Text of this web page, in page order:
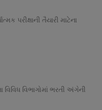
પરીક્ષાની તૈયારી માટેના
વિભાગોમાં ભરતી અંગેની